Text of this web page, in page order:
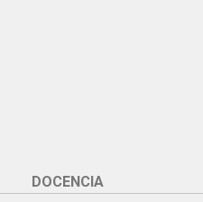
DOCENCIA